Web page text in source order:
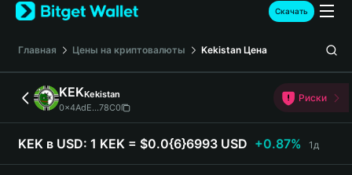
Türkçe
Français
Deutsch
简体中文
繁體中文
Português (Portugal)
Bahasa Indonesia
ภาษาไทย
Скачать
Главная Цены на криптовалюты Kekistan Цена
KEKKekistan
0x4AdE...78C0
Риски
KEK в USD: 1 KEK = $0.0{6}6993 USD +0.87% 1д